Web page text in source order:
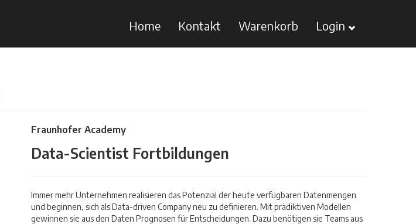
Home Kontakt Warenkorb Login
Fraunhofer Academy
Data-Scientist Fortbildungen
Immer mehr Unternehmen realisieren das Potenzial der heute verfügbaren Datenmengen
und beginnen, sich als Data-driven Company neu zu definieren. Mit prädiktiven Modellen
gewinnen sie aus den Daten Prognosen für Entscheidungen. Dazu benötigen sie Teams aus